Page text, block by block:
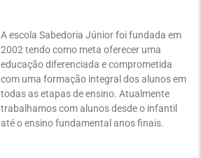
A escola Sabedoria Júnior foi fundada em
2002 tendo como meta oferecer uma
educação diferenciada e comprometida
com uma formação integral dos alunos em
todas as etapas de ensino. Atualmente
trabalhamos com alunos desde o infantil
até o ensino fundamental anos finais.